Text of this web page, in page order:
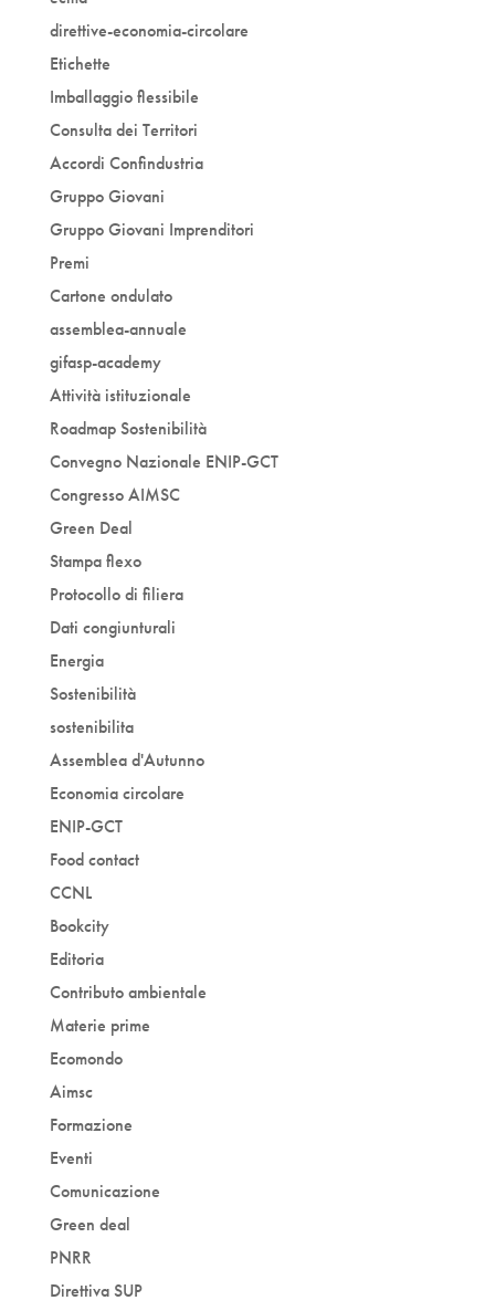
direttive-economia-circolare
Etichette
Imballaggio flessibile
Consulta dei Territori
Accordi Confindustria
Gruppo Giovani
Gruppo Giovani Imprenditori
Premi
Cartone ondulato
assemblea-annuale
gifasp-academy
Attività istituzionale
Roadmap Sostenibilità
Convegno Nazionale ENIP-GCT
Congresso AIMSC
Green Deal
Stampa flexo
Protocollo di filiera
Dati congiunturali
Energia
Sostenibilità
sostenibilita
Assemblea d'Autunno
Economia circolare
ENIP-GCT
Food contact
CCNL
Bookcity
Editoria
Contributo ambientale
Materie prime
Ecomondo
Aimsc
Formazione
Eventi
Comunicazione
Green deal
PNRR
Direttiva SUP